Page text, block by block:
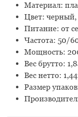
Материал:
Цвет: черный,
Питание: от
Частота: 50/
Мощность:
Вес брутто:
Вес нетто:
Размер